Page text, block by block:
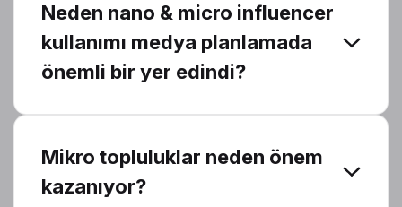
Neden nano & micro influencer
kullanımı medya planlamada
önemli bir yer edindi?
Mikro topluluklar neden önem
kazanıyor?